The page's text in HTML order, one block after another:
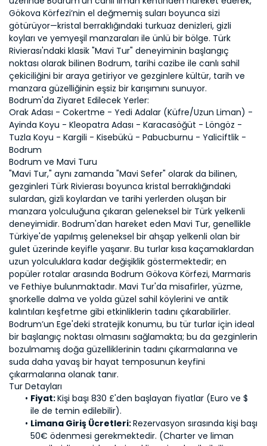
Gökova Körfezi’nin el değmemiş suları boyunca sizi
götürüyor—kristal berraklığındaki turkuaz denizleri, gizli
koyları ve yemyeşil manzaraları ile ünlü bir bölge. Türk
Rivierası'ndaki klasik "Mavi Tur" deneyiminin başlangıç
noktası olarak bilinen Bodrum, tarihi cazibe ile canlı sahil
çekiciliğini bir araya getiriyor ve gezginlere kültür, tarih ve
manzara güzelliğinin eşsiz bir karışımını sunuyor.
Bodrum'da Ziyaret Edilecek Yerler:
Orak Adası - Cokertme - Yedi Adalar (Küfre/Uzun Liman) -
Ayinda Koyu - Kleopatra Adası - Karacasöğüt - Löngöz -
Tuzla Koyu - Kargili - Kisebükü - Pabucburnu - Yaliciftlik -
Bodrum
Bodrum ve Mavi Turu
"Mavi Tur," aynı zamanda "Mavi Sefer" olarak da bilinen,
gezginleri Türk Rivierası boyunca kristal berraklığındaki
sulardan, gizli koylardan ve tarihi yerlerden oluşan bir
manzara yolculuğuna çıkaran geleneksel bir Türk yelkenli
deneyimidir. Bodrum'dan hareket eden Mavi Tur, genellikle
Türkiye'de yapılmış geleneksel bir ahşap yelkenli olan bir
gulet üzerinde keyifle yaşanır. Bu turlar kısa kaçamaklardan
uzun yolculuklara kadar değişiklik göstermektedir; en
popüler rotalar arasında Bodrum Gökova Körfezi, Marmaris
ve Fethiye bulunmaktadır. Mavi Tur'da misafirler, yüzme,
şnorkelle dalma ve yolda güzel sahil köylerini ve antik
kalıntıları keşfetme gibi etkinliklerin tadını çıkarabilirler.
Bodrum’un Ege'deki stratejik konumu, bu tür turlar için ideal
bir başlangıç noktası olmasını sağlamakta; bu da gezginlerin
bozulmamış doğa güzelliklerinin tadını çıkarmalarına ve
suda daha yavaş bir hayat temposunun keyfini
çıkarmalarına olanak tanır.
Tur Detayları
Fiyat: Kişi başı 830 £'den başlayan fiyatlar (Euro ve $
ile de temin edilebilir).
Limana Giriş Ücretleri: Rezervasyon sırasında kişi başı
50€ ödenmesi gerekmektedir. (Charter ve liman